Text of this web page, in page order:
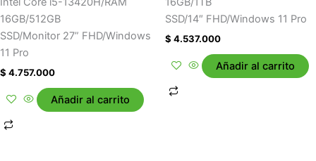
16GB/512GB
SSD/Monitor 27” FHD/Windows
11 Pro
$ 4.757.000
Añadir al carrito
SSD/14″ FHD/Windows 11 Pro
$ 4.537.000
Añadir al carrito